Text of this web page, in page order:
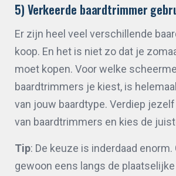
5) Verkeerde baardtrimmer
Er zijn heel veel verschillende
koop. En het is niet zo dat je
moet kopen. Voor welke
baardtrimmers je kiest, is
van jouw baardtype. Verdiep
van baardtrimmers en kies de
Tip: De keuze is inderdaad enorm.
gewoon eens langs de